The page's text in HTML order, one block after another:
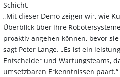
Schicht.
„Mit dieser Demo zeigen wir, wie
Überblick über ihre
proaktiv angehen können, bevor
sagt Peter Lange. „Es ist ein
Entscheider und Wartungsteams,
umsetzbaren Erkenntnissen paart.“